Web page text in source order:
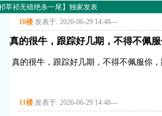
莘祁无错绝杀一尾】独家发表
10楼 发表于: 2026-06-29 14:48---
真的很牛，跟踪好几期，不得不佩
真的很牛，跟踪好几期，不得不佩服你
11楼 发表于: 2026-06-29 14:48---